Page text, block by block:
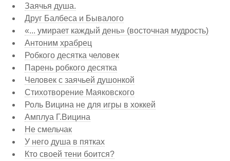
Заячья душа.
Друг Балбеса и Бывалого
«... умирает каждый день» (восточная мудрость)
Антоним храбрец
Робкого десятка человек
Парень робкого десятка
Человек с заячьей душонкой
Стихотворение Маяковского
Роль Вицина не для игры в хоккей
Амплуа Г.Вицина
Не смельчак
У него душа в пятках
Кто своей тени боится?